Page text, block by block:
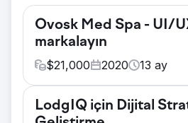
Ovosk Med Spa - UI/
markalayın
$21,000 2020 13 ay
Önde gelen kozmetik ve
LodgIQ için Dijital